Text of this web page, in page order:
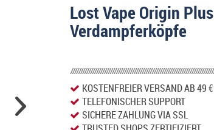
Lost Vape Origin Plus
Verdampferköpfe
KOSTENFREIER VERSAND AB 49 €
TELEFONISCHER SUPPORT
SICHERE ZAHLUNG VIA SSL